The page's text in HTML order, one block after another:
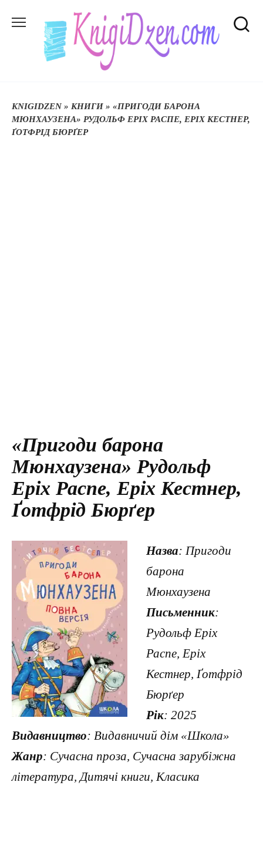
до
KNIGIDZEN» КНИГИ » «ПРИГОДИ БАРОНА
МЮНХАУЗЕНА» РУДОЛЬФ ЕРІХ РАСПЕ, ЕРІХ КЕСТНЕР,
ҐОТФРІД БЮРҐЕР
«Пригоди барона
Мюнхаузена» Рудольф
Еріх Распе, Еріх Кестнер,
Ґотфрід Бюрґер
Назва: Пригоди
барона
Мюнхаузена
Письменник:
Рудольф Еріх
Распе, Еріх
Кестнер, Ґотфрід
Бюрґер
Рік: 2025
Видавництво: Видавничий дім «Школа»
Жанр: Сучасна проза, Сучасна зарубіжна
література, Дитячі книги, Класика